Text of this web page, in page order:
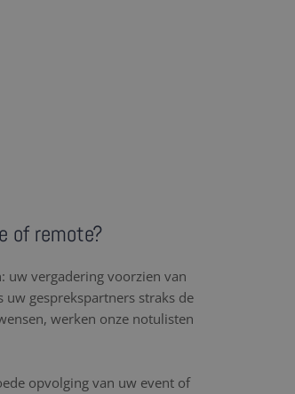
of remote?
uw vergadering voorzien van
gesprekspartners straks de
werken onze notulisten
opvolging van uw event of